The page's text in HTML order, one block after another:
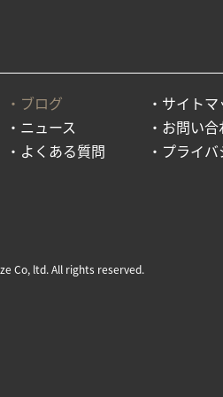
ブログ
ニュース
よくある質問
サイトマ
お問い合
プライ
Co, ltd. All rights reserved.